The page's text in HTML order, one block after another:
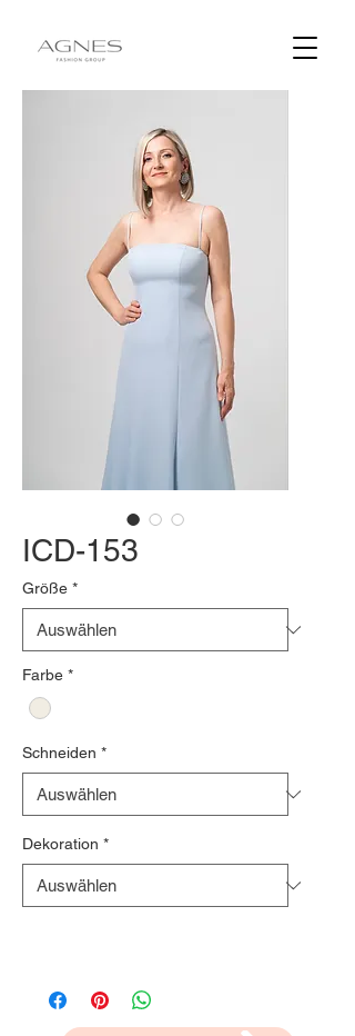
ICD-153
Größe *
Farbe *
Schneiden *
Dekoration *